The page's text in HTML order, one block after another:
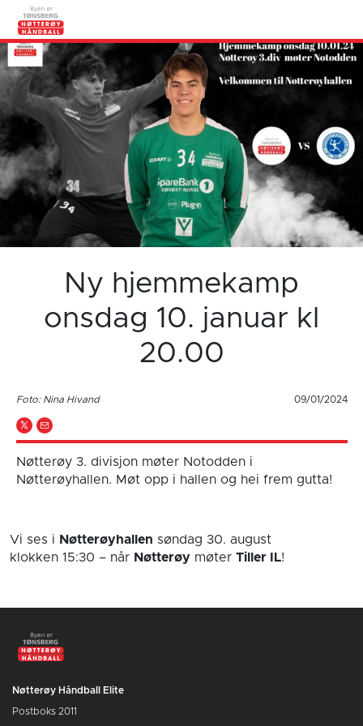
Ny hjemmekamp
onsdag 10. januar kl
20.00
Foto: Nina Hivand 09/01/2024
Nøtterøy 3. divisjon møter Notodden i
Nøtterøyhallen. Møt opp i hallen og hei frem gutta!
Vi ses i Nøtterøyhallen søndag 30. august
klokken 15:30 – når Nøtterøy møter Tiller IL!
Nøtterøy Håndball Elite
Postboks 2011